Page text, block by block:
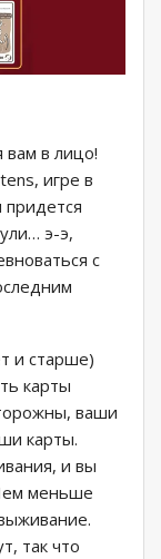
вам в лицо!
игре в
придется
э-э,
с
и старше)
карты
ваши
карты.
и вы
меньше
так что